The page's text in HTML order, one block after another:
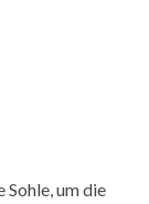
um die